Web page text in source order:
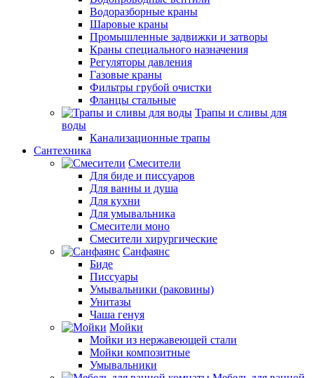
Водоразборные краны
Шаровые краны
Промышленные задвижки и затворы
Краны специального назначения
Регуляторы давления
Газовые краны
Фильтры грубой очистки
Фланцы стальные
Трапы и сливы для
воды
Канализационные трапы
Сантехника
Смесители
Для биде и писсуаров
Для ванны и душа
Для кухни
Для умывальника
Смесители моно
Смесители хирургические
Санфаянс
Биде
Писсуары
Умывальники (раковины)
Унитазы
Чаша генуя
Мойки
Мойки из нержавеющей стали
Мойки композитные
Умывальники